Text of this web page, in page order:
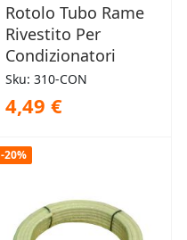
Rotolo Tubo Rame
Rivestito Per
Condizionatori
Sku: 310-CON
4,49 €
-20%